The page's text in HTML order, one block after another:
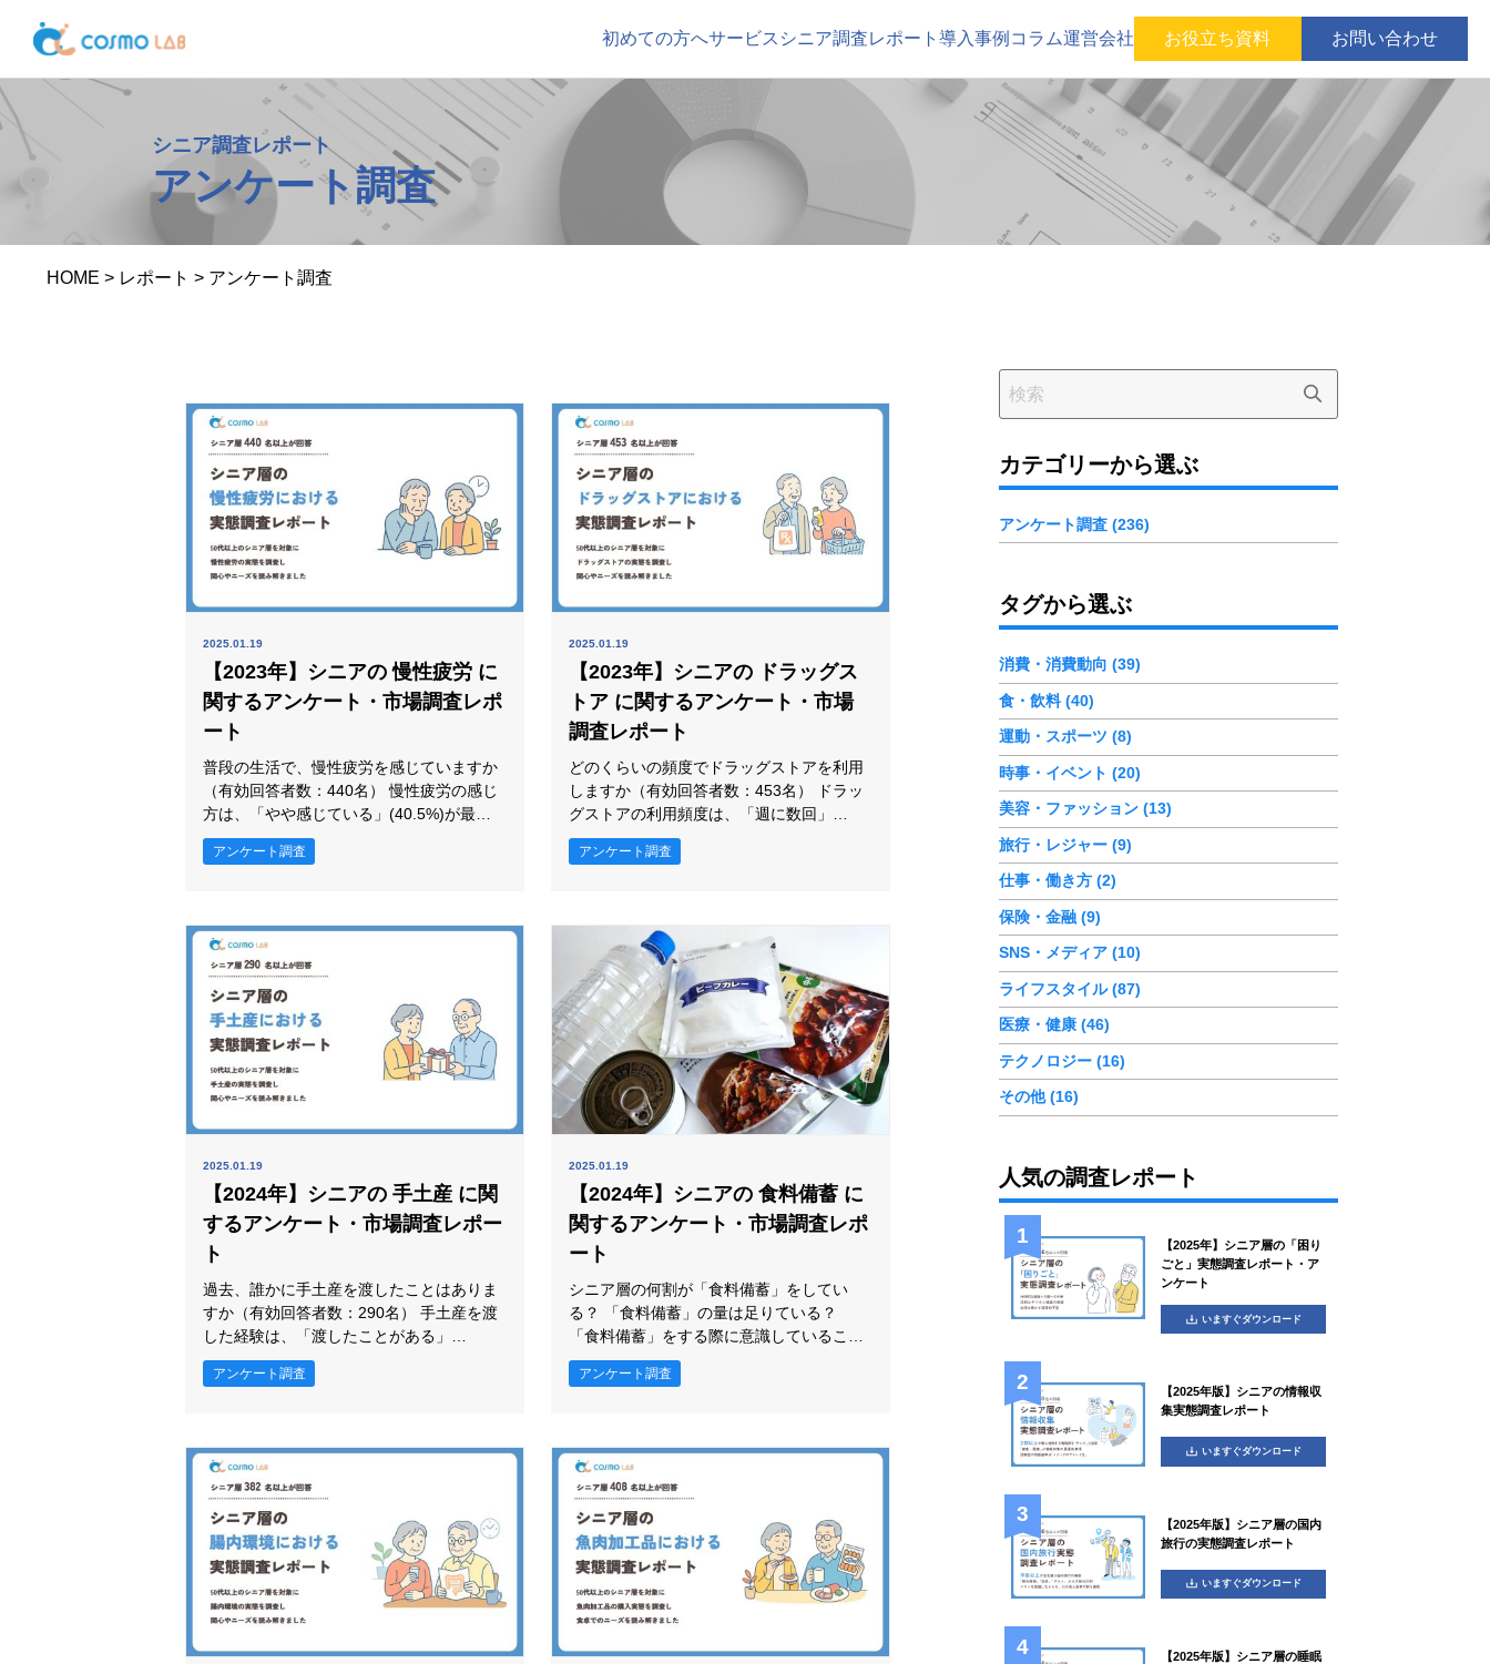
初めての方へサービス シニア調査レポート導入事例 コラム運営会社 お役立ち資料 お問い合わせ
シニア調査レポート
アンケート調査
HOME > レポート > アンケート調査
2025.01.19
【2023年】シニアの 慢性疲労 に
関するアンケート・市場調査レポ
ート
普段の生活で、慢性疲労を感じていますか
（有効回答者数：440名） 慢性疲労の感じ
方は、「やや感じている」(40.5%)が最も
高く、次いで「感じている」(21.6%)、
「あまり感じていない」(19.3%)、「どち
じている」21.6%とは18.9ポイント差で
す。「あまり感じていない」19.3%も一定
で、受け止め方
アンケート調査
2025.01.19
【2023年】シニアの ドラッグス
トア に関するアンケート・市場
調査レポート
どのくらいの頻度でドラッグストアを利用
しますか（有効回答者数：453名） ドラッ
グストアの利用頻度は、「週に数回」
(40.4%)が最も高く、次いで「月に数回」
(36.9%)、「数ヶ月に一度」(11.3%)、「ほ
一つに偏らず、複数の傾向に分かれていま
す。生活環境や価値観によって選び方が変
わりやすく、単一のニーズとし
アンケート調査
2025.01.19
【2024年】シニアの 手土産 に関
するアンケート・市場調査レポー
ト
過去、誰かに手土産を渡したことはありま
すか（有効回答者数：290名） 手土産を渡
した経験は、「渡したことがある」
(94.1%)が最も高く、次いで「渡したこと
がない」(3.1%)、「覚えていない」(2.8%)
く、回答の中心になっています。この結果
から、シニア層の行動や意識を捉えるうえ
で重要な判断軸が見えてきます。 どのよ
アンケート調査
2025.01.19
【2024年】シニアの 食料備蓄 に
関するアンケート・市場調査レポ
ート
シニア層の何割が「食料備蓄」をしてい
る？ 「食料備蓄」の量は足りている？
「食料備蓄」をする際に意識していること
は何？ スクロールできます ■7割弱の人
が、災害に備えた食料の備蓄を「していな
ることを「知っている」と回答した。 ■4割
弱の人が「2～3日分」の食料を備
アンケート調査
カテゴリーから選ぶ
アンケート調査 (236)
タグから選ぶ
消費・消費動向 (39)
食・飲料 (40)
運動・スポーツ (8)
時事・イベント (20)
美容・ファッション (13)
旅行・レジャー (9)
仕事・働き方 (2)
保険・金融 (9)
SNS・メディア (10)
ライフスタイル (87)
医療・健康 (46)
テクノロジー (16)
その他 (16)
人気の調査レポート
【2025年】シニア層の「困り
ごと」実態調査レポート・ア
ンケート
いますぐダウンロード
【2025年版】シニアの情報収
集実態調査レポート
いますぐダウンロード
【2025年版】シニア層の国内
旅行の実態調査レポート
いますぐダウンロード
【2025年版】シニア層の睡眠